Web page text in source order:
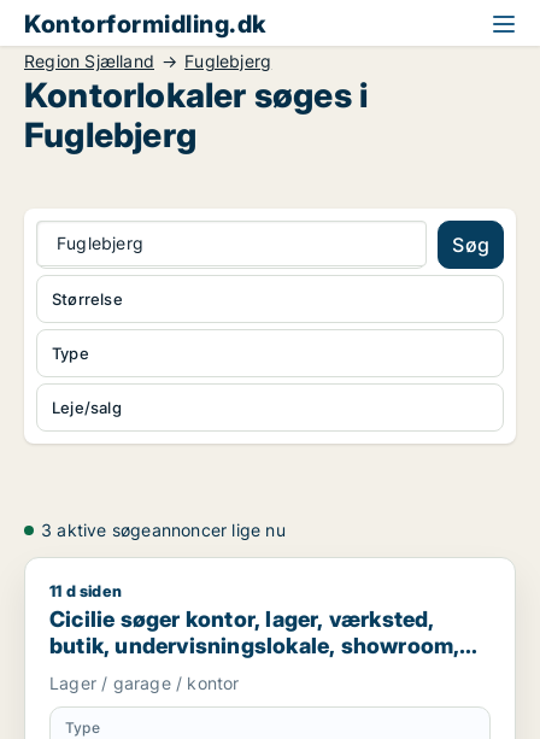
Kontorformidling.dk
Region Sjælland Fuglebjerg
Kontorlokaler søges i
Fuglebjerg
Fuglebjerg Søg
Type
Leje/salg
Størrelse
3 aktive søgeannoncer lige nu
Cicilie søger kontor, lager, værksted, butik,
11 d siden
Cicilie søger kontor, lager, værksted,
butik, undervisningslokale, showroom,
erhvervsgrund, produktionslokaler eller
garage til leje i Region Sjælland eller
Nordsjælland
Lager / garage / kontor
Type